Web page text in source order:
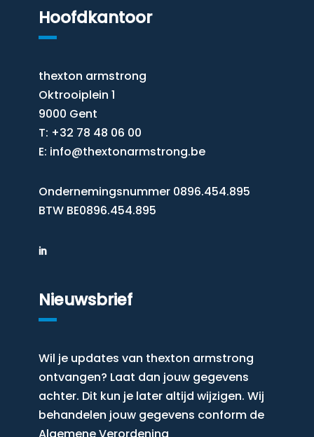
Hoofdkantoor
thexton armstrong
Oktrooiplein 1
9000 Gent
T: +32 78 48 06 00
E: info@thextonarmstrong.be
Ondernemingsnummer 0896.454.895
BTW BE0896.454.895
Nieuwsbrief
Wil je updates van thexton armstrong
ontvangen? Laat dan jouw gegevens
achter. Dit kun je later altijd wijzigen. Wij
behandelen jouw gegevens conform de